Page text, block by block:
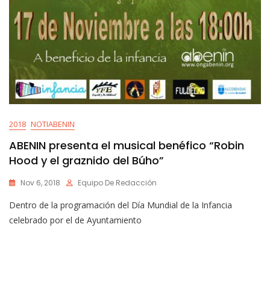
2018 NOTIABENIN
ABENIN presenta el musical benéfico “Robin
Hood y el graznido del Búho”
Nov 6, 2018 Equipo De Redacción
Dentro de la programación del Día Mundial de la Infancia
celebrado por el de Ayuntamiento